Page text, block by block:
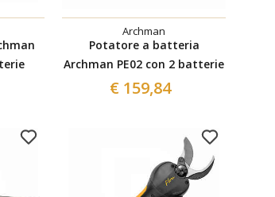
Archman
Potatore a batteria
Archman PE02 con 2 batterie
€ 159,84